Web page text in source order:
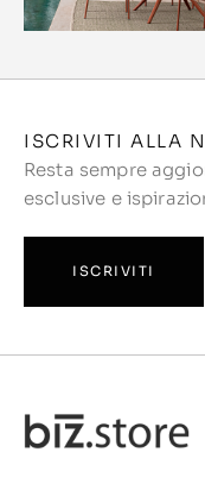
ISCRIVITI ALLA
Resta sempre
esclusive e
ISCRIVITI